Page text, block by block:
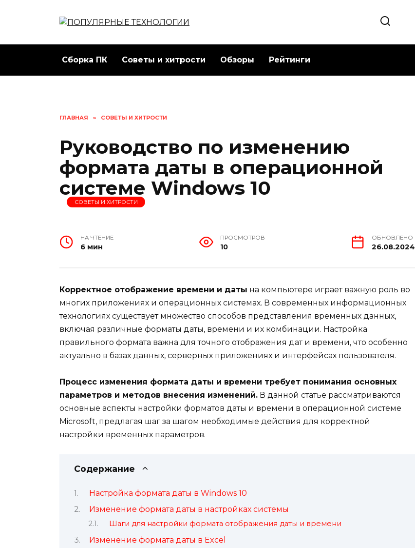
Сборка ПК Советы и хитрости Обзоры Рейтинги
ГЛАВНАЯ » СОВЕТЫ И ХИТРОСТИ
Руководство по изменению
формата даты в операционной
системе Windows 10
СОВЕТЫ И ХИТРОСТИ
НА ЧТЕНИЕ
6 мин
ПРОСМОТРОВ
10
ОБНОВЛЕНО
26.08.2024
Корректное отображение времени и даты на компьютере играет важную роль во
многих приложениях и операционных системах. В современных информационных
технологиях существует множество способов представления временных данных,
включая различные форматы даты, времени и их комбинации. Настройка
правильного формата важна для точного отображения дат и времени, что особенно
актуально в базах данных, серверных приложениях и интерфейсах пользователя.
Процесс изменения формата даты и времени требует понимания основных
параметров и методов внесения изменений. В данной статье рассматриваются
основные аспекты настройки форматов даты и времени в операционной системе
Microsoft, предлагая шаг за шагом необходимые действия для корректной
настройки временных параметров.
Содержание
Настройка формата даты в Windows 10
Изменение формата даты в настройках системы
Шаги для настройки формата отображения даты и времени
Изменение формата даты в Excel